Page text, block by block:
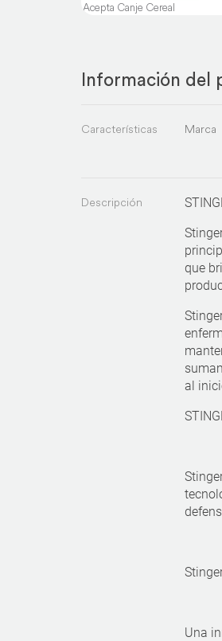
Acepta Canje Cereal
Información del
Características Marca
Descripción
que
al
Una